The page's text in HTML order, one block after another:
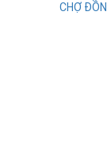
CHỢ